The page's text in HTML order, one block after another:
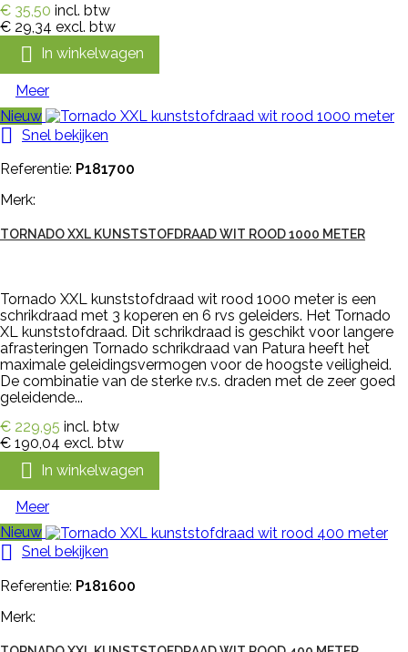
€ 35,50 incl. btw
€ 29,34 excl. btw
 In winkelwagen
Meer
Nieuw

Snel bekijken
Referentie: P181700
Merk:
TORNADO XXL KUNSTSTOFDRAAD WIT ROOD 1000 METER
Tornado XXL kunststofdraad wit rood 1000 meter is een
schrikdraad met 3 koperen en 6 rvs geleiders. Het Tornado
XL kunststofdraad. Dit schrikdraad is geschikt voor langere
afrasteringen Tornado schrikdraad van Patura heeft het
maximale geleidingsvermogen voor de hoogste veiligheid.
De combinatie van de sterke r.v.s. draden met de zeer goed
geleidende...
€ 229,95 incl. btw
€ 190,04 excl. btw
 In winkelwagen
Meer
Nieuw

Snel bekijken
Referentie: P181600
Merk: